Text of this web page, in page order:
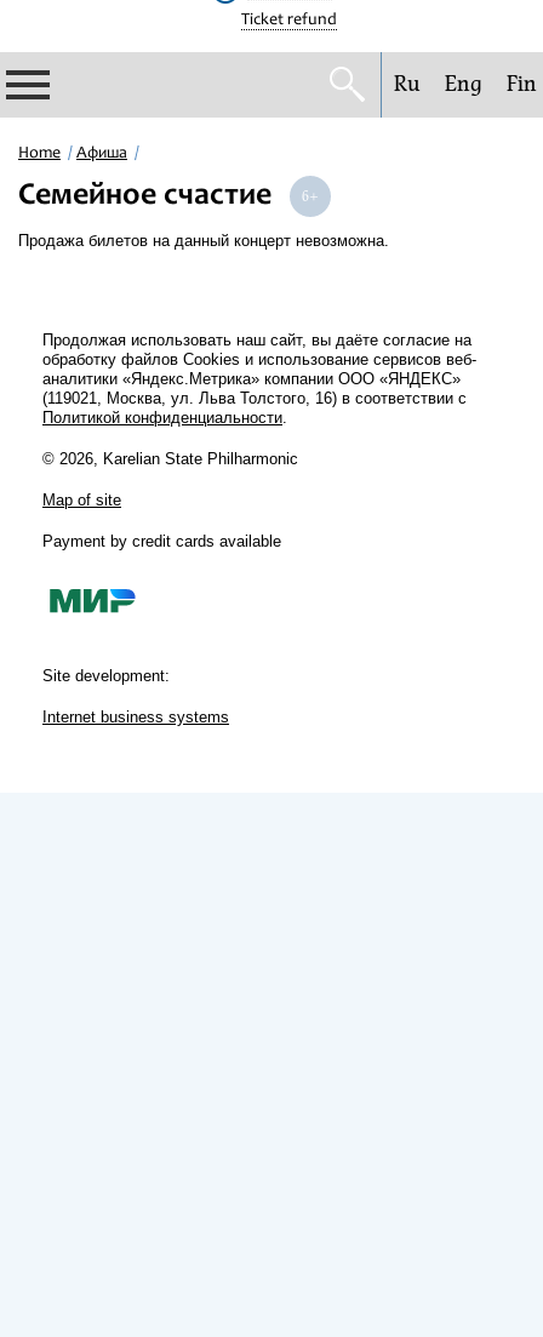
Ticket refund
Philharmonic
Ru Eng Fin
Home Афиша
Семейное счастие
Продажа билетов на данный концерт невозможна.
Продолжая использовать наш сайт, вы даёте согласие на
обработку файлов Cookies и использование сервисов веб-
аналитики «Яндекс.Метрика» компании ООО «ЯНДЕКС»
(119021, Москва, ул. Льва Толстого, 16) в соответствии с
Политикой конфиденциальности.
© 2026, Karelian State Philharmonic
Map of site
Payment by credit cards available
Site development:
Internet business systems